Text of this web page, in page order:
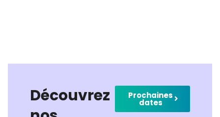
Prochaines
dates
Découvrez